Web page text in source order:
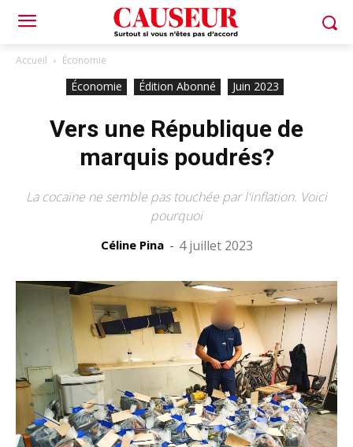
Accueil Économie
Économie Édition Abonné Juin 2023
Vers une République de
marquis poudrés?
La cocaïne ne semble pas touchée par l'inflation. Voici
pourquoi
Céline Pina - 4 juillet 2023